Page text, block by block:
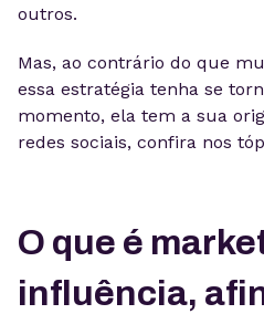
outros.
Mas, ao contrário do que
essa estratégia tenha se
momento, ela tem a sua
redes sociais, confira nos
O que é
influência,